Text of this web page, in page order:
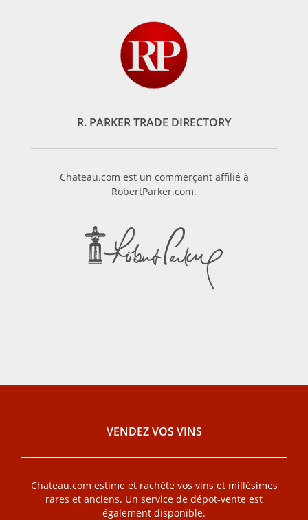
R. PARKER TRADE DIRECTORY
Chateau.com est un commerçant affilié à
RobertParker.com.
VENDEZ VOS VINS
Chateau.com estime et rachète vos vins et millésimes
rares et anciens. Un service de dépot-vente est
également disponible.